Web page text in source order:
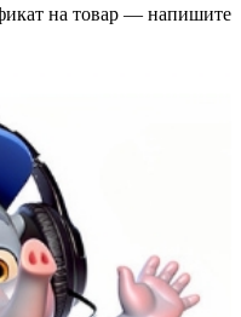
на товар — напишите